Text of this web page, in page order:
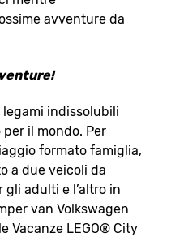
avventure da
indissolubili
il mondo. Per
formato famiglia,
a due veicoli da
adulti e l’altro in
van Volkswagen
Vacanze LEGO® City